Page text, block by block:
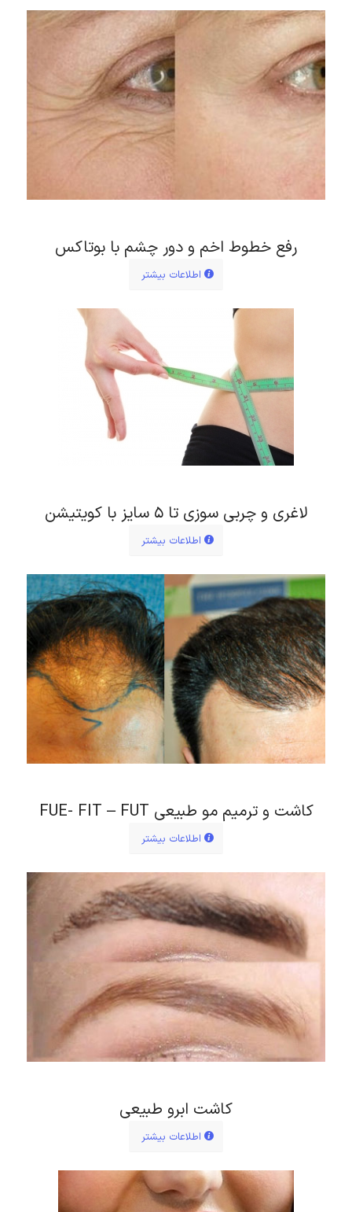
رفع خطوط اخم و دور چشم با بوتاکس
اطلاعات بیشتر
لاغری و چربی سوزی تا ۵ سایز با کویتیشن
اطلاعات بیشتر
کاشت و ترمیم مو طبیعی FUE- FIT – FUT
اطلاعات بیشتر
کاشت ابرو طبیعی
اطلاعات بیشتر